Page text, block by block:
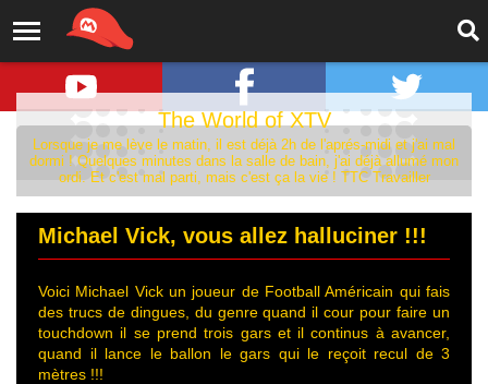
The World of XTV
Lorsque je me lève le matin, il est déjà 2h de l'aprés-midi et j'ai mal
dormi ! Quelques minutes dans la salle de bain, j'ai déjà allumé mon
ordi. Et c'est mal parti, mais c'est ça la vie ! TTC Travailler
Michael Vick, vous allez halluciner !!!
Voici Michael Vick un joueur de Football Américain qui fais
des trucs de dingues, du genre quand il cour pour faire un
touchdown il se prend trois gars et il continus à avancer,
quand il lance le ballon le gars qui le reçoit recul de 3
mètres !!!